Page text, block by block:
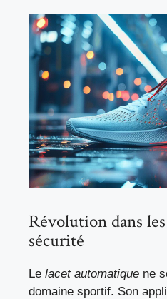
Révolution dans
sécurité
Le lacet automatique ne
domaine sportif. Son